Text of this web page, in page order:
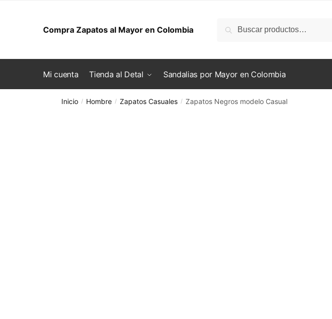
Compra Zapatos al Mayor en Colombia
Buscar por:
Buscar
Mi cuenta Tienda al Detal Sandalias por Mayor en Colombia
Inicio / Hombre / Zapatos Casuales / Zapatos Negros modelo Casual